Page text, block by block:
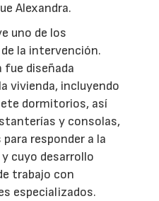
Alexandra.
uno de los
la intervención.
diseñada
vivienda, incluyendo
dormitorios, así
y consolas,
responder a la
cuyo desarrollo
trabajo con
especializados.